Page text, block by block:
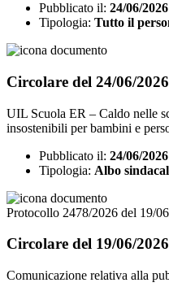
Pubblicato il: 24/06/2026
Tipologia: Tutto il
Circolare del 24/06/2026
UIL Scuola ER – Caldo nelle
insostenibili per bambini e
Pubblicato il: 24/06/2026
Tipologia: Albo
Protocollo 2478/2026 del 19/
Circolare del 19/06/2026
Comunicazione relativa alla